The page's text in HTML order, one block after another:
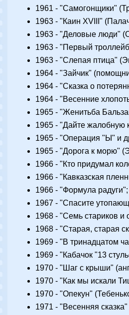
1961 - "Самогонщики"
1963 - "Каин XVIII"
1963 - "Деловые люди"
1963 - "Первый
1963 - "Слепая птица"
1964 - "Зайчик"
1964 - "Сказка о
1964 - "Весенние
1965 - "Женитьба
1965 - "Дайте жалобную
1965 - "Операция "Ы" и
1965 - "Дорога к морю"
1966 - "Кто придумал
1966 - "Кавказская
1966 - "Формула радуги";
1967 - "Спасите
1968 - "Семь стариков и
1968 - "Старая, старая
1969 - "В тринадцатом
1969 - "Кабачок "13
1970 - "Шаг с крыши"
1970 - "Как мы искали
1970 - "Опекун"
1971 - "Весенняя